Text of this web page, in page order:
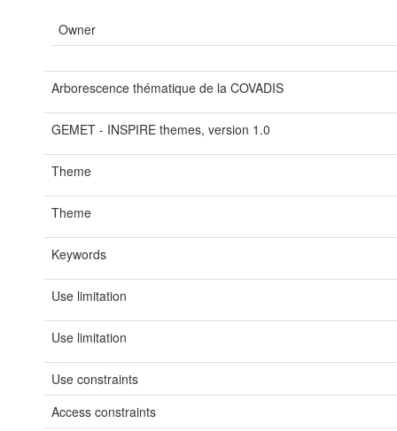
Owner
Arborescence thématique de la COVADIS
GEMET - INSPIRE themes, version 1.0
Theme
Theme
Keywords
Use limitation
Use limitation
Use constraints
Access constraints